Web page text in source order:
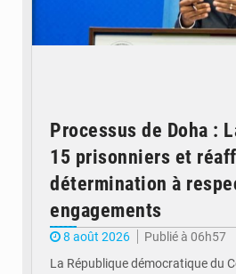
Processus de Doha :
15 prisonniers et
détermination à
engagements
8 août 2026
Publié à 06h57
La République démocratique du